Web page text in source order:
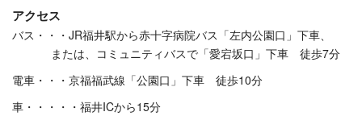
アクセス
バス・・・JR福井駅から赤十字病院バス「左内公園口」下車、
または、コミュニティバスで「愛宕坂口」下車 徒歩7分
電車・・・京福福武線「公園口」下車 徒歩10分
車・・・・・福井ICから15分